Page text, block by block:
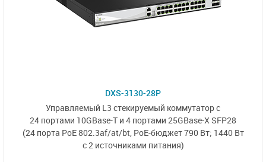
DXS-3130-28P
Управляемый L3 стекируемый коммутатор с
24 портами 10GBase-T и 4 портами 25GBase-X SFP28
(24 порта PoE 802.3af/at/bt, PoE-бюджет 790 Вт; 1440 Вт
с 2 источниками питания)